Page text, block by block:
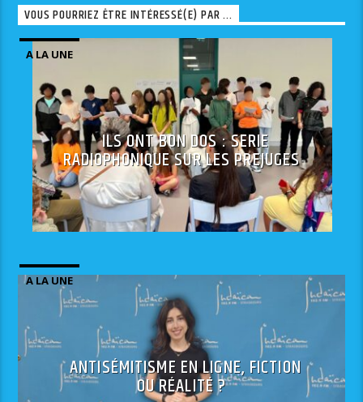
VOUS POURRIEZ ÊTRE INTÉRESSÉ(E) PAR ...
A LA UNE
ILS ONT BON DOS : SERIE
RADIOPHONIQUE SUR LES PREJUGES
A LA UNE
ANTISÉMITISME EN LIGNE, FICTION
OU RÉALITÉ ?